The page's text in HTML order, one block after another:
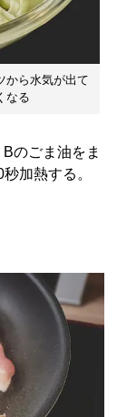
から水気が出て
なる
のごま油をま
加熱する。